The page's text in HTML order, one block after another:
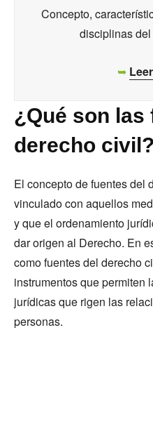
Concepto,
disciplinas
➥
¿Qué son las
derecho civil?
El concepto de fuentes del
vinculado con aquellos
y que el ordenamiento
dar origen al Derecho. En
como fuentes del derecho
instrumentos que permiten
jurídicas que rigen las
personas.